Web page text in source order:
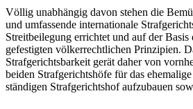
Völlig unabhängig davon stehen die
und umfassende internationale
Streitbeilegung errichtet und auf der
gefestigten völkerrechtlichen Prinzipien.
Strafgerichtsbarkeit gerät daher von
beiden Strafgerichtshöfe für das
ständigen Strafgerichtshof aufzubauen